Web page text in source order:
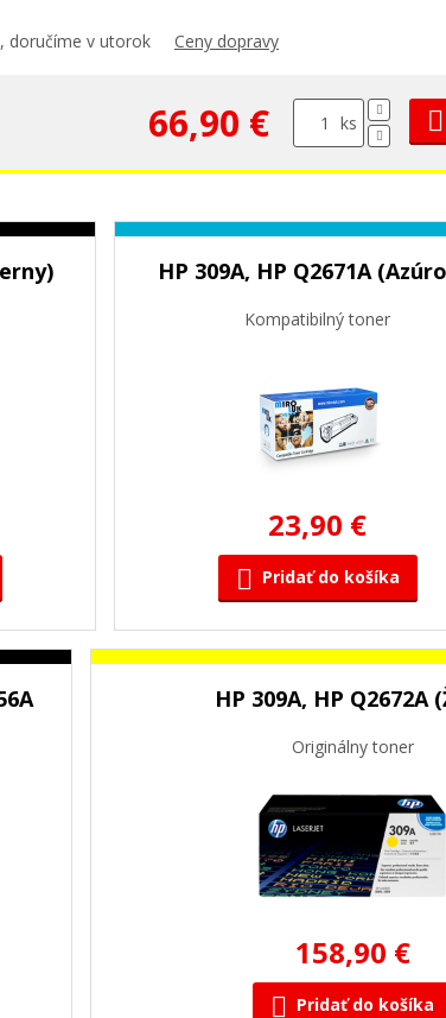
doručíme v utorok Ceny dopravy
66,90 € ks
HP 309A, HP Q2671A
Kompatibilný toner
23,90 €
Pridať do košíka
HP 309A, HP Q2672A
Originálny toner
158,90 €
Pridať do košíka